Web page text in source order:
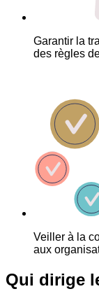
Garantir la
des règles
Veiller à la
aux
Qui dirige